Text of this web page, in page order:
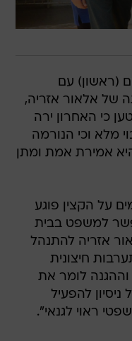
(ראשון) עם
של אלאור אזריה,
כי האחרון ירה
מלא וכי הנורמה
אמירת אמת ומתן
על הקצין פוגע
למשפט בבית
אזריה להתנהל
חיצונית
לומר את
להפעיל
ראוי לגנאי".